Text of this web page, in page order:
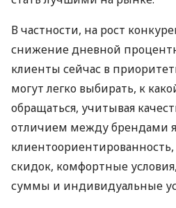
В частности, на рост
снижение дневной
клиенты сейчас в
могут легко выбирать, к
обращаться, учитывая
отличием между брендами
скидок, комфортные
суммы и индивидуальные